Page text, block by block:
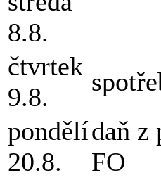
8.8.
čtvrtek
9.8.
pondělí
20.8.
daň z
FO